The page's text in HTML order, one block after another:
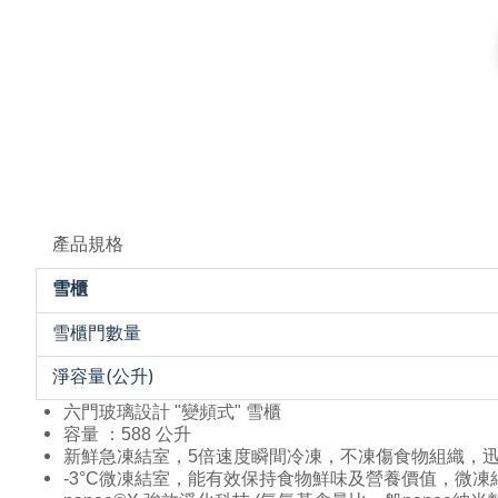
產品規格
雪櫃
雪櫃門數量
淨容量(公升)
六門玻璃設計 "變頻式" 雪櫃
容量 ：588 公升
新鮮急凍結室，5倍速度瞬間冷凍，不凍傷食物組織，
-3°C微凍結室，能有效保持食物鮮味及營養價值，微